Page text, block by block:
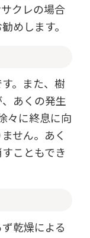
クレの場合
めします。
。また、樹
あくの発生
々に終息に向
せん。あく
こともでき
乾燥による